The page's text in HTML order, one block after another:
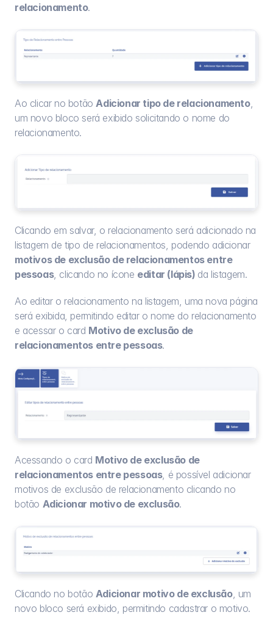
relacionamento.
Ao clicar no botão Adicionar tipo de relacionamento,
um novo bloco será exibido solicitando o nome do
relacionamento.
Clicando em salvar, o relacionamento será adicionado na
listagem de tipo de relacionamentos, podendo adicionar
motivos de exclusão de relacionamentos entre
pessoas, clicando no ícone editar (lápis) da listagem.
Ao editar o relacionamento na listagem, uma nova página
será exibida, permitindo editar o nome do relacionamento
e acessar o card Motivo de exclusão de
relacionamentos entre pessoas.
Acessando o card Motivo de exclusão de
relacionamentos entre pessoas, é possível adicionar
motivos de exclusão de relacionamento clicando no
botão Adicionar motivo de exclusão.
Clicando no botão Adicionar motivo de exclusão, um
novo bloco será exibido, permitindo cadastrar o motivo.